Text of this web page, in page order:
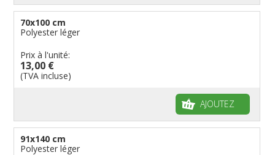
70x100 cm
Polyester léger
Prix à l'unité:
13,00 €
(TVA incluse)
AJOUTEZ
91x140 cm
Polyester léger